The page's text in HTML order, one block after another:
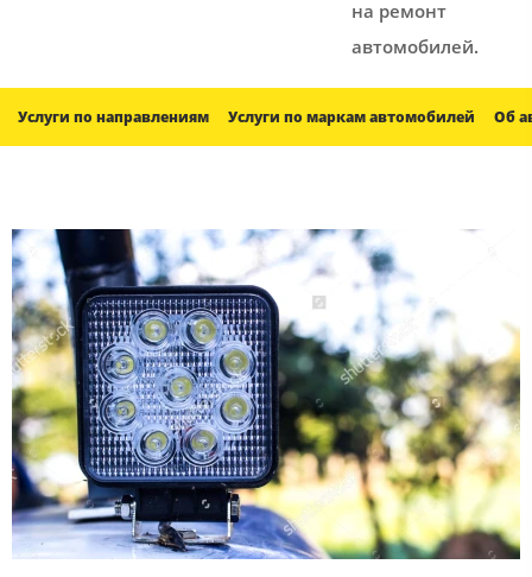
на ремонт
автомобилей.
Услуги по направлениям Услуги по маркам автомобилей Об